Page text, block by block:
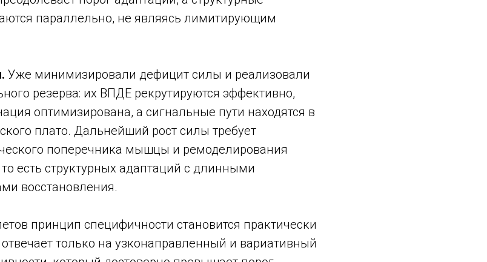
параллельно, не являясь лимитирующим
Уже минимизировали дефицит силы и реализовали
резерва: их ВПДЕ рекрутируются эффективно,
оптимизирована, а сигнальные пути находятся в
плато. Дальнейший рост силы требует
поперечника мышцы и ремоделирования
есть структурных адаптаций с длинными
восстановления.
принцип специфичности становится практически
только на узконаправленный и вариативный